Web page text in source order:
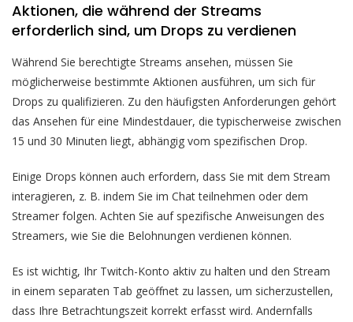
Aktionen, die während der Streams
erforderlich sind, um Drops zu verdienen
Während Sie berechtigte Streams ansehen, müssen Sie
möglicherweise bestimmte Aktionen ausführen, um sich für
Drops zu qualifizieren. Zu den häufigsten Anforderungen gehört
das Ansehen für eine Mindestdauer, die typischerweise zwischen
15 und 30 Minuten liegt, abhängig vom spezifischen Drop.
Einige Drops können auch erfordern, dass Sie mit dem Stream
interagieren, z. B. indem Sie im Chat teilnehmen oder dem
Streamer folgen. Achten Sie auf spezifische Anweisungen des
Streamers, wie Sie die Belohnungen verdienen können.
Es ist wichtig, Ihr Twitch-Konto aktiv zu halten und den Stream
in einem separaten Tab geöffnet zu lassen, um sicherzustellen,
dass Ihre Betrachtungszeit korrekt erfasst wird. Andernfalls